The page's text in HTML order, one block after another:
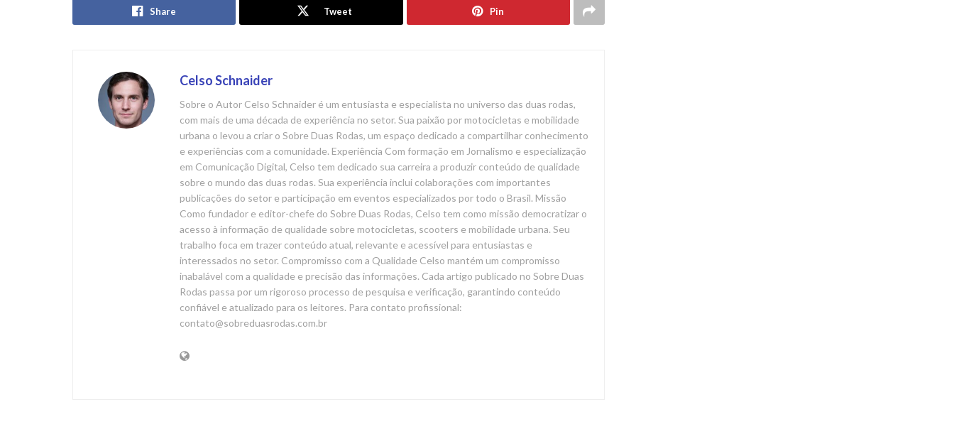
Share Tweet Pin
Celso Schnaider
Sobre o Autor Celso Schnaider é um entusiasta e especialista no universo das duas rodas,
com mais de uma década de experiência no setor. Sua paixão por motocicletas e mobilidade
urbana o levou a criar o Sobre Duas Rodas, um espaço dedicado a compartilhar conhecimento
e experiências com a comunidade. Experiência Com formação em Jornalismo e especialização
em Comunicação Digital, Celso tem dedicado sua carreira a produzir conteúdo de qualidade
sobre o mundo das duas rodas. Sua experiência inclui colaborações com importantes
publicações do setor e participação em eventos especializados por todo o Brasil. Missão
Como fundador e editor-chefe do Sobre Duas Rodas, Celso tem como missão democratizar o
acesso à informação de qualidade sobre motocicletas, scooters e mobilidade urbana. Seu
trabalho foca em trazer conteúdo atual, relevante e acessível para entusiastas e
interessados no setor. Compromisso com a Qualidade Celso mantém um compromisso
inabalável com a qualidade e precisão das informações. Cada artigo publicado no Sobre Duas
Rodas passa por um rigoroso processo de pesquisa e verificação, garantindo conteúdo
confiável e atualizado para os leitores. Para contato profissional:
contato@sobreduasrodas.com.br